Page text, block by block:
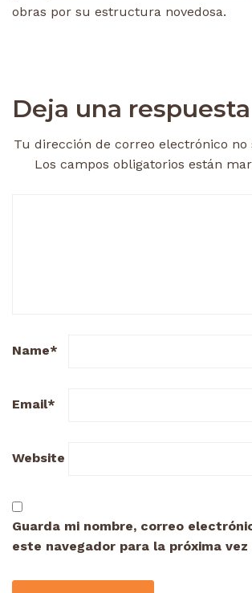
obras por su estructura novedosa.
Deja una respuesta
Tu dirección de correo electrónico no
Los campos obligatorios están
Name*
Email*
Website
Guarda mi nombre, correo
este navegador para la próxima